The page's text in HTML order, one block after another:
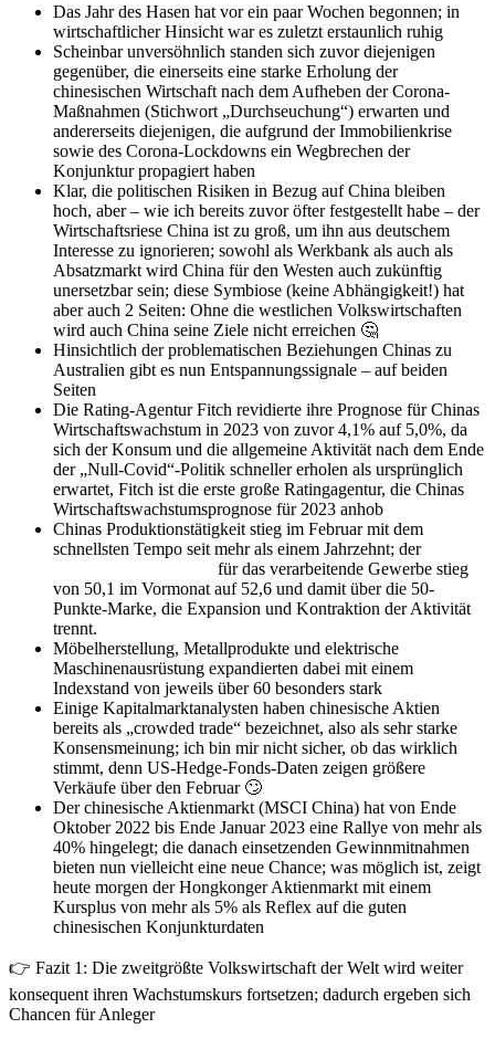
Das Jahr des Hasen hat vor ein paar Wochen begonnen; in
wirtschaftlicher Hinsicht war es zuletzt erstaunlich ruhig
Scheinbar unversöhnlich standen sich zuvor diejenigen
gegenüber, die einerseits eine starke Erholung der
chinesischen Wirtschaft nach dem Aufheben der Corona-
Maßnahmen (Stichwort „Durchseuchung“) erwarten und
andererseits diejenigen, die aufgrund der Immobilienkrise
sowie des Corona-Lockdowns ein Wegbrechen der
Konjunktur propagiert haben
Klar, die politischen Risiken in Bezug auf China bleiben
hoch, aber – wie ich bereits zuvor öfter festgestellt habe – der
Wirtschaftsriese China ist zu groß, um ihn aus deutschem
Interesse zu ignorieren; sowohl als Werkbank als auch als
Absatzmarkt wird China für den Westen auch zukünftig
unersetzbar sein; diese Symbiose (keine Abhängigkeit!) hat
aber auch 2 Seiten: Ohne die westlichen Volkswirtschaften
wird auch China seine Ziele nicht erreichen 🤔
Hinsichtlich der problematischen Beziehungen Chinas zu
Australien gibt es nun Entspannungssignale – auf beiden
Seiten
Die Rating-Agentur Fitch revidierte ihre Prognose für Chinas
Wirtschaftswachstum in 2023 von zuvor 4,1% auf 5,0%, da
sich der Konsum und die allgemeine Aktivität nach dem Ende
der „Null-Covid“-Politik schneller erholen als ursprünglich
erwartet, Fitch ist die erste große Ratingagentur, die Chinas
Wirtschaftswachstumsprognose für 2023 anhob
Chinas Produktionstätigkeit stieg im Februar mit dem
schnellsten Tempo seit mehr als einem Jahrzehnt; der
für das verarbeitende Gewerbe stieg
von 50,1 im Vormonat auf 52,6 und damit über die 50-
Punkte-Marke, die Expansion und Kontraktion der Aktivität
trennt.
Möbelherstellung, Metallprodukte und elektrische
Maschinenausrüstung expandierten dabei mit einem
Indexstand von jeweils über 60 besonders stark
Einige Kapitalmarktanalysten haben chinesische Aktien
bereits als „crowded trade“ bezeichnet, also als sehr starke
Konsensmeinung; ich bin mir nicht sicher, ob das wirklich
stimmt, denn US-Hedge-Fonds-Daten zeigen größere
Verkäufe über den Februar 🙄
Der chinesische Aktienmarkt (MSCI China) hat von Ende
Oktober 2022 bis Ende Januar 2023 eine Rallye von mehr als
40% hingelegt; die danach einsetzenden Gewinnmitnahmen
bieten nun vielleicht eine neue Chance; was möglich ist, zeigt
heute morgen der Hongkonger Aktienmarkt mit einem
Kursplus von mehr als 5% als Reflex auf die guten
chinesischen Konjunkturdaten
👉 Fazit 1: Die zweitgrößte Volkswirtschaft der Welt wird weiter
konsequent ihren Wachstumskurs fortsetzen; dadurch ergeben sich
Chancen für Anleger